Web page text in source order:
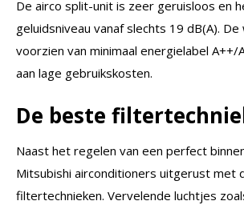
De airco split-unit is zeer geruisloos en
geluidsniveau vanaf slechts 19 dB(A).
voorzien van minimaal energielabel A++/
aan lage gebruikskosten.
De beste
Naast het regelen van een perfect
Mitsubishi airconditioners uitgerust met
filtertechnieken. Vervelende luchtjes